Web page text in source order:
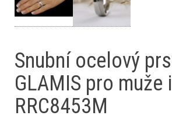
Snubní ocelový
GLAMIS pro muže
RRC8453M